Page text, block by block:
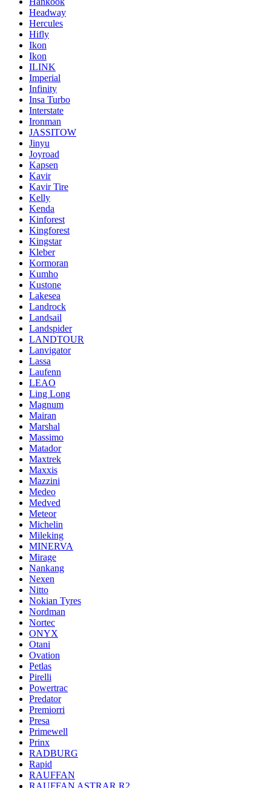
Headway
Hercules
Hifly
Ikon
Ikon
ILINK
Imperial
Infinity
Insa Turbo
Interstate
Ironman
JASSITOW
Jinyu
Joyroad
Kapsen
Kavir
Kavir Tire
Kelly
Kenda
Kinforest
Kingforest
Kingstar
Kleber
Kormoran
Kumho
Kustone
Lakesea
Landrock
Landsail
Landspider
LANDTOUR
Lanvigator
Lassa
Laufenn
LEAO
Ling Long
Magnum
Mairan
Marshal
Massimo
Matador
Maxtrek
Maxxis
Mazzini
Medeo
Medved
Meteor
Michelin
Mileking
MINERVA
Mirage
Nankang
Nexen
Nitto
Nokian Tyres
Nordman
Nortec
ONYX
Otani
Ovation
Petlas
Pirelli
Powertrac
Predator
Premiorri
Presa
Primewell
Prinx
RADBURG
Rapid
RAUFFAN
RAUFFAN ASTRAR R2